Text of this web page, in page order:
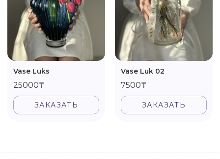
Vase Luks
25000₸
ЗАКАЗАТЬ
Vase Luk 02
7500₸
ЗАКАЗАТЬ